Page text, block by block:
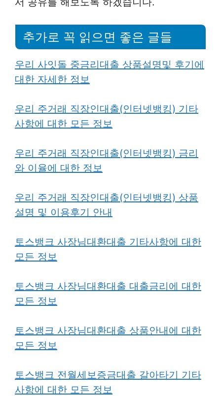
추가로 꼭 읽으면 좋은 글들
우리 사잇돌 중금리대출 상품설명및 후기에
대한 자세한 정보
우리 주거래 직장인대출(인터넷뱅킹) 기타
사항에 대한 모든 정보
우리 주거래 직장인대출(인터넷뱅킹) 금리
와 이율에 대한 정보
우리 주거래 직장인대출(인터넷뱅킹) 상품
설명 및 이용후기 안내
토스뱅크 사장님대환대출 기타사항에 대한
모든 정보
토스뱅크 사장님대환대출 대출금리에 대한
모든 정보
토스뱅크 사장님대환대출 상품안내에 대한
모든 정보
토스뱅크 전월세보증금대출 갈아타기 기타
사항에 대한 모든 정보